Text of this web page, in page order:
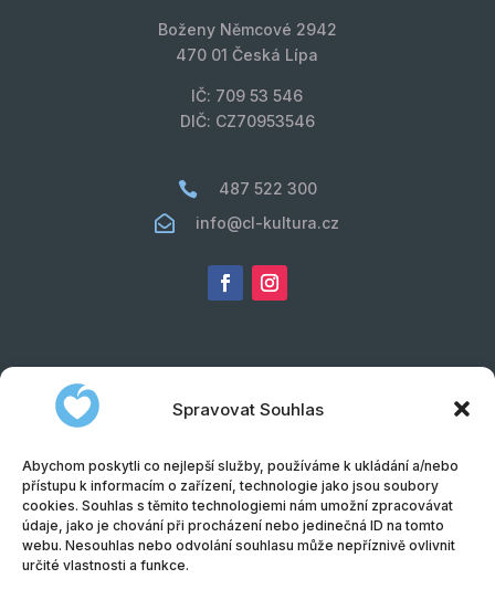
Spravovat Souhlas
Abychom poskytli co nejlepší služby, používáme k ukládání a/nebo
přístupu k informacím o zařízení, technologie jako jsou soubory
cookies. Souhlas s těmito technologiemi nám umožní zpracovávat
údaje, jako je chování při procházení nebo jedinečná ID na tomto
webu. Nesouhlas nebo odvolání souhlasu může nepříznivě ovlivnit
určité vlastnosti a funkce.
Boženy Němcové 2942
470 01 Česká Lípa
IČ: 709 53 546
DIČ: CZ70953546
 487 522 300
 info@cl-kultura.cz
Obchodní podmínky